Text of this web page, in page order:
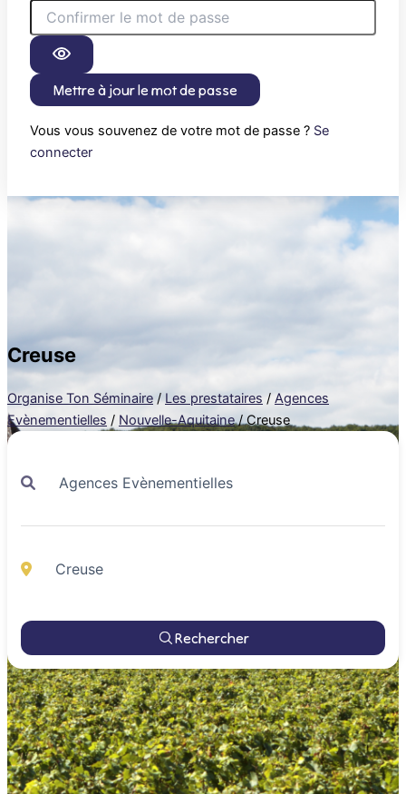
Mettre à jour le mot de passe
Vous vous souvenez de votre mot de passe ? Se
connecter
Creuse
Organise Ton Séminaire / Les prestataires / Agences
Evènementielles / Nouvelle-Aquitaine / Creuse
Rechercher